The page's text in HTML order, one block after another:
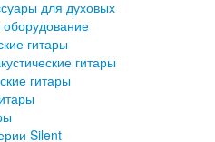
для духовых
оборудование
гитары
гитары
гитары
Silent